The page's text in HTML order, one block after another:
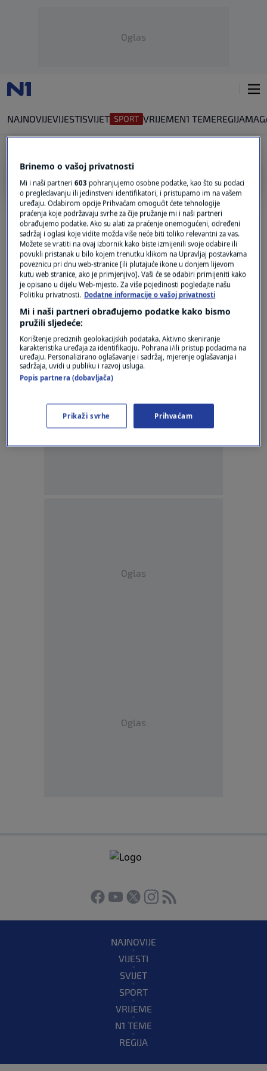
Oglas
NAJNOVIJEVIJESTISVIJET VRIJEMEN1 TEMEREGIJA
EVACUATION
Emergency evacuation in northern
Herzegovina due to severe weather risk
NEWS|9. lis.| 0
Slovenia evacuates staff from Kyiv
embassy, ready to send military aid
NEWS| 26. velj.| 0
Afghanistan organised
NEWS
Oglas
Oglas
NAJNOVIJE
VIJESTI
SVIJET
SPORT
VRIJEME
N1 TEME
REGIJA
Brinemo o vašoj privatnosti
Mi i naši partneri603 pohranjujemo osobne podatke, kao što su podaci
o pregledavanju ili jedinstveni identifikatori, i pristupamo im na vašem
uređaju. Odabirom opcije Prihvaćam omogućit ćete tehnologije
praćenja koje podržavaju svrhe za čije pružanje mi i naši partneri
obrađujemo podatke. Ako su alati za praćenje onemogućeni, određeni
sadržaj i oglasi koje vidite možda više neće biti toliko relevantni za vas.
Možete se vratiti na ovaj izbornik kako biste izmijenili svoje odabire ili
povukli pristanak u bilo kojem trenutku klikom na Upravljaj postavkama
poveznicu pri dnu web-stranice [ili plutajuće ikone u donjem lijevom
kutu web stranice, ako je primjenjivo]. Vaši će se odabiri primijeniti kako
je opisano u dijelu Web-mjesto. Za više pojedinosti pogledajte našu
Politiku privatnosti. Dodatne informacije o vašoj privatnosti
Mi i naši partneri obrađujemo podatke kako bismo
pružili sljedeće:
Korištenje preciznih geolokacijskih podataka. Aktivno skeniranje
karakteristika uređaja za identifikaciju. Pohrana i/ili pristup podacima na
uređaju. Personalizirano oglašavanje i sadržaj, mjerenje oglašavanja i
sadržaja, uvidi u publiku i razvoj usluga.
Popis partnera (dobavljača)
Prikaži svrhe Prihvaćam